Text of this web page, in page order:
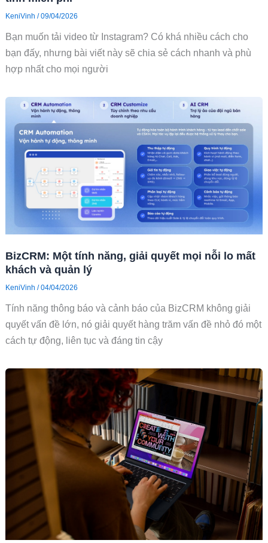
KeniVinh /09/04/2026
Bạn muốn tải video từ Instagram? Có khá nhiều cách cho
bạn đấy, nhưng bài viết này sẽ chia sẻ cách nhanh và phù
hợp nhất cho mọi người
BizCRM: Một tính năng, giải quyết mọi nỗi lo mất
khách và quản lý
KeniVinh /04/04/2026
Tính năng thông báo và cảnh báo của BizCRM không giải
quyết vấn đề lớn, nó giải quyết hàng trăm vấn đề nhỏ đó một
cách tự động, liên tục và đáng tin cậy